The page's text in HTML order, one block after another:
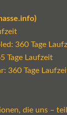
360 Tage
Tage Laufzeit
360 Tage
die uns –